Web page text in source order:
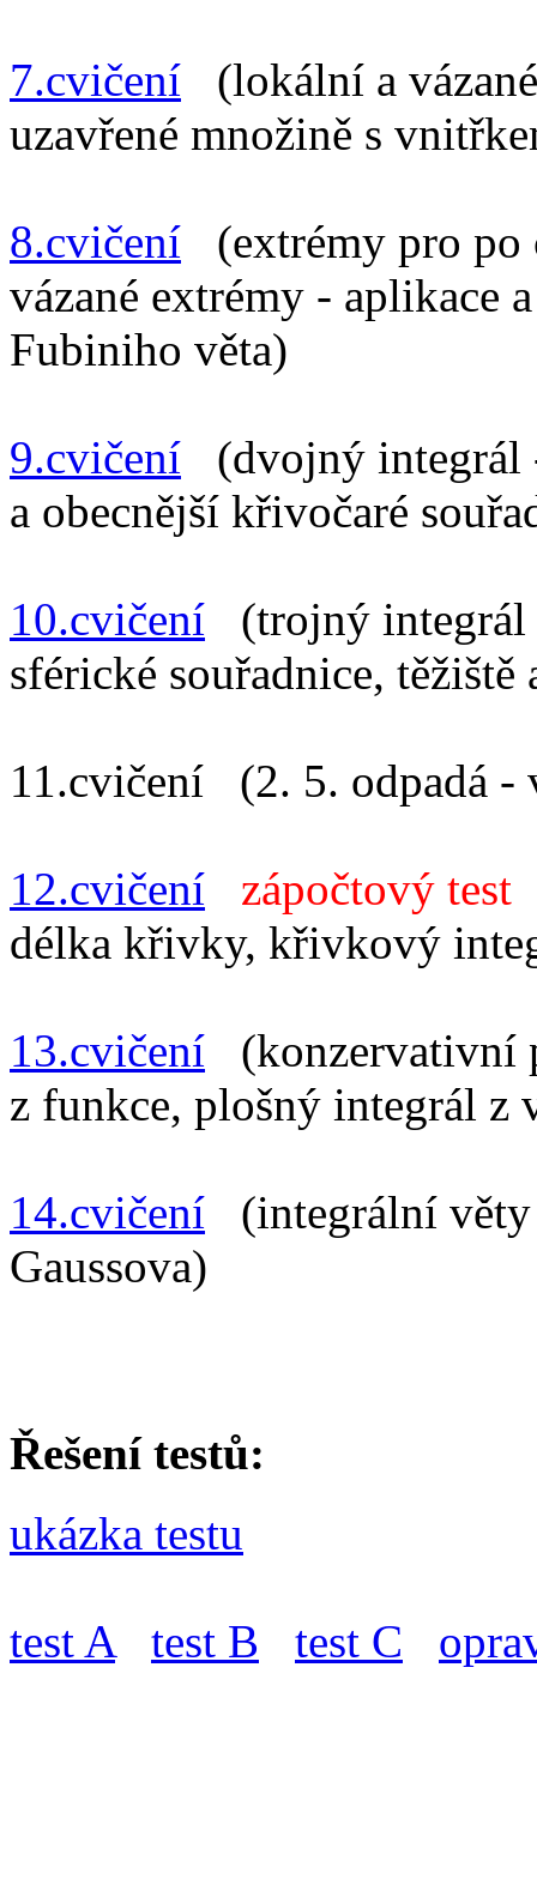
7.cvičení (lokální a
uzavřené množině s
8.cvičení (extrémy pro po
vázané extrémy - aplikace
Fubiniho věta)
9.cvičení (dvojný integrál
a obecnější křivočaré
10.cvičení (trojný integrál
sférické souřadnice,
11.cvičení (2. 5. odpadá -
12.cvičení zápočtový test
délka křivky, křivkový
13.cvičení (konzervativní
z funkce, plošný integrál z
14.cvičení (integrální věty
Gaussova)
Řešení testů:
ukázka testu
test A test B test C